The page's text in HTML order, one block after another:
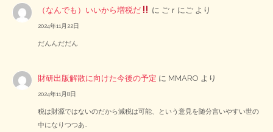
（なんでも）いいから増税だ に ごｒにご より
2024年11月22日
だんんだだん
財研出版解散に向けた今後の予定 に MMARO より
2024年11月8日
税は財源ではないのだから減税は可能、という意見を随分言いやすい世の
中になりつつあ…